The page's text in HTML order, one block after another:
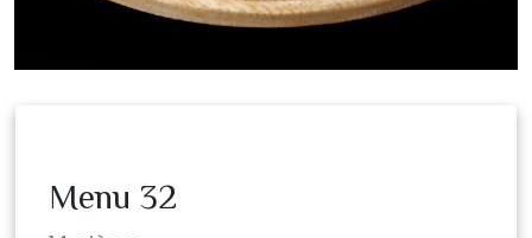
Menu 32